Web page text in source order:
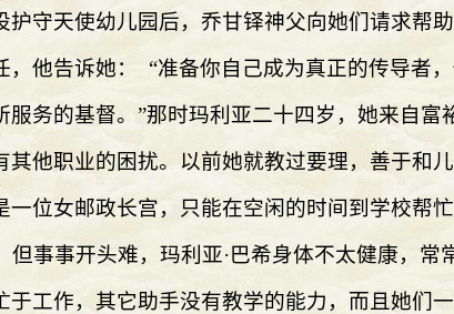
护守天使幼儿园后，乔甘铎神父向她们请求帮
，他告诉她：
“准备你自己成为真正的传导者
服务的基督。 ”那时玛利亚二十四岁，她来自富
其他职业的困扰。以前她就教过要理，善于和
一位女邮政长宫，只能在空闲的时间到学校帮忙
但事事开头难，玛利亚·巴希身体不太健康，常
于工作，其它助手没有教学的能力，而且她们